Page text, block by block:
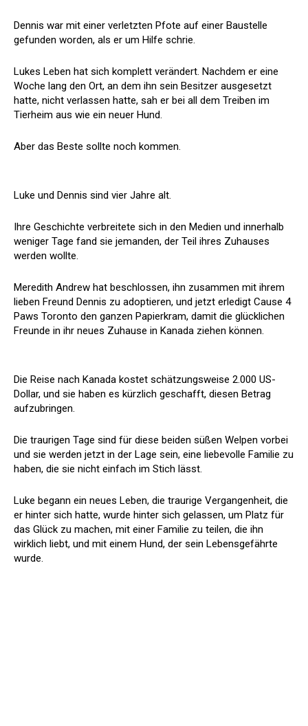
Dennis war mit einer verletzten Pfote auf einer Baustelle
gefunden worden, als er um Hilfe schrie.
Lukes Leben hat sich komplett verändert. Nachdem er eine
Woche lang den Ort, an dem ihn sein Besitzer ausgesetzt
hatte, nicht verlassen hatte, sah er bei all dem Treiben im
Tierheim aus wie ein neuer Hund.
Aber das Beste sollte noch kommen.
Luke und Dennis sind vier Jahre alt.
Ihre Geschichte verbreitete sich in den Medien und innerhalb
weniger Tage fand sie jemanden, der Teil ihres Zuhauses
werden wollte.
Meredith Andrew hat beschlossen, ihn zusammen mit ihrem
lieben Freund Dennis zu adoptieren, und jetzt erledigt Cause 4
Paws Toronto den ganzen Papierkram, damit die glücklichen
Freunde in ihr neues Zuhause in Kanada ziehen können.
Die Reise nach Kanada kostet schätzungsweise 2.000 US-
Dollar, und sie haben es kürzlich geschafft, diesen Betrag
aufzubringen.
Die traurigen Tage sind für diese beiden süßen Welpen vorbei
und sie werden jetzt in der Lage sein, eine liebevolle Familie zu
haben, die sie nicht einfach im Stich lässt.
Luke begann ein neues Leben, die traurige Vergangenheit, die
er hinter sich hatte, wurde hinter sich gelassen, um Platz für
das Glück zu machen, mit einer Familie zu teilen, die ihn
wirklich liebt, und mit einem Hund, der sein Lebensgefährte
wurde.